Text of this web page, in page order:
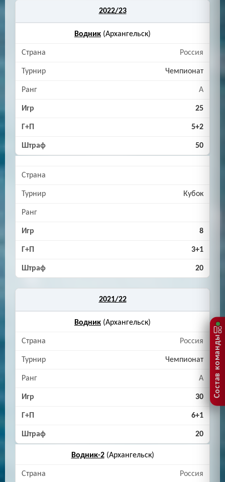
2022/23
Водник (Архангельск)
Россия
Чемпионат
A
25
5+2
50
Кубок
8
3+1
20
2021/22
Водник (Архангельск)
Россия
Чемпионат
A
30
6+1
20
Водник-2(Архангельск)
Россия
Состав команды